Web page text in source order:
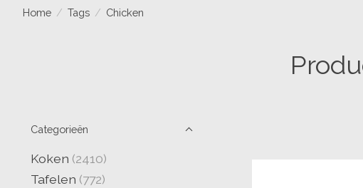
Home / Tags / Chicken
Categorieën
Koken (2410)
Tafelen (772)